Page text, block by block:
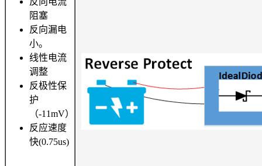
阻塞
反向漏电
小。
线性电流
调整
反极性保
护
（-11mV）
反应速度
快(0.75us)